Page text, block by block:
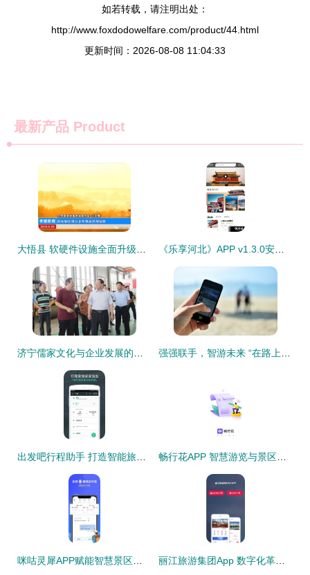
如若转载，请注明出处：
http://www.foxdodowelfare.com/product/44.html
更新时间：2026-08-08 11:04:33
最新产品 Product